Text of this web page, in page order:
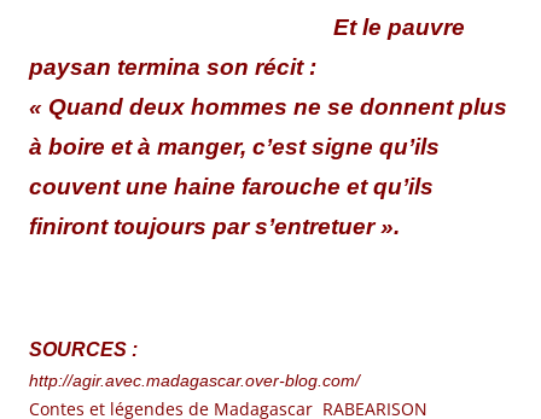
Et le pauvre
paysan termina son récit :
« Quand deux hommes ne se donnent plus
à boire et à manger, c’est signe qu’ils
couvent une haine farouche et qu’ils
finiront toujours par s’entretuer ».
SOURCES :
http://agir.avec.madagascar.over-blog.com/
Contes et légendes de Madagascar RABEARISON